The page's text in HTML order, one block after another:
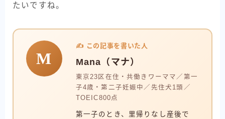
たいですね。
M
✍️ この記事を書いた人
Mana（マナ）
東京23区在住・共働きワーママ／第一
子4歳・第二子妊娠中／先住犬1頭／
TOEIC800点
第一子のとき、里帰りなし産後で